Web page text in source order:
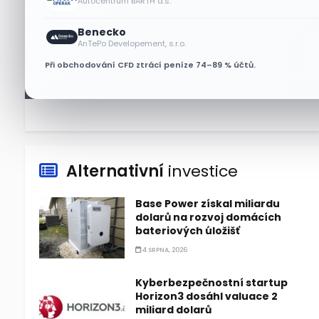
Benecko
AnTePo Developement, s.r.o.
Při obchodování CFD ztrácí peníze 74–89 % účtů.
Lisa Su zlehčuje Muskův
závazek vůči Nvidii. Akcie AMD
po výsledcích klesají
Alternativní investice
Base Power získal miliardu
dolarů na rozvoj domácích
bateriových úložišť
4 SRPNA, 2026
Kyberbezpečnostní startup
Horizon3 dosáhl valuace 2
miliard dolarů